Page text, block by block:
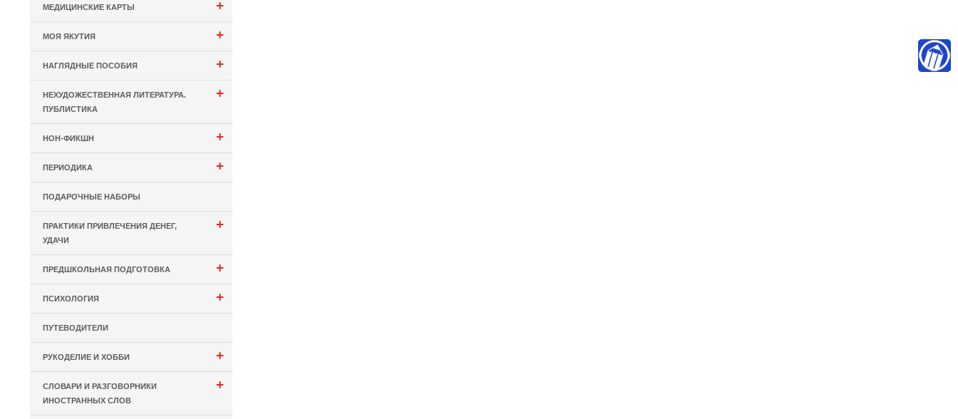
+
МЕДИЦИНСКИЕ КАРТЫ
+
МОЯ ЯКУТИЯ
+
НАГЛЯДНЫЕ ПОСОБИЯ
+
НЕХУДОЖЕСТВЕННАЯ ЛИТЕРАТУРА.
ПУБЛИСТИКА
+
НОН-ФИКШН
+
ПЕРИОДИКА
ПОДАРОЧНЫЕ НАБОРЫ
+
ПРАКТИКИ ПРИВЛЕЧЕНИЯ ДЕНЕГ,
УДАЧИ
+
ПРЕДШКОЛЬНАЯ ПОДГОТОВКА
+
ПСИХОЛОГИЯ
ПУТЕВОДИТЕЛИ
+
РУКОДЕЛИЕ И ХОББИ
+
СЛОВАРИ И РАЗГОВОРНИКИ
ИНОСТРАННЫХ СЛОВ